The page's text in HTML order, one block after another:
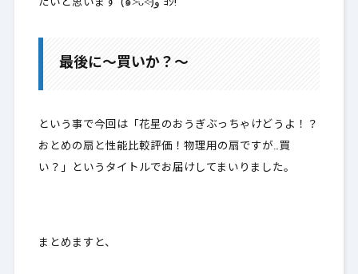
たいと思います (๑˃̵ᴗ˂̵)و ﾖｼ!
最後に～買いか？～
という事で今回は「花星のおうぎぶっちゃけどうよ！？
おとめの扇と性能比較評価！物理用の扇ですが…買
い？」というタイトルでお届けしてまいりました。
まとめますと、